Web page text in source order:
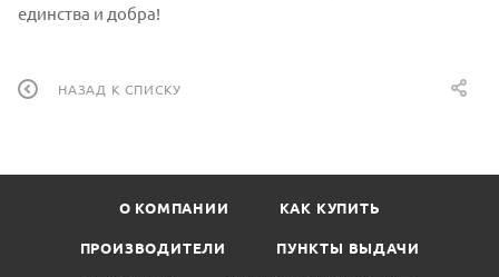
единства и добра!
НАЗАД К СПИСКУ
О КОМПАНИИ КАК КУПИТЬ
ПРОИЗВОДИТЕЛИ ПУНКТЫ ВЫДАЧИ